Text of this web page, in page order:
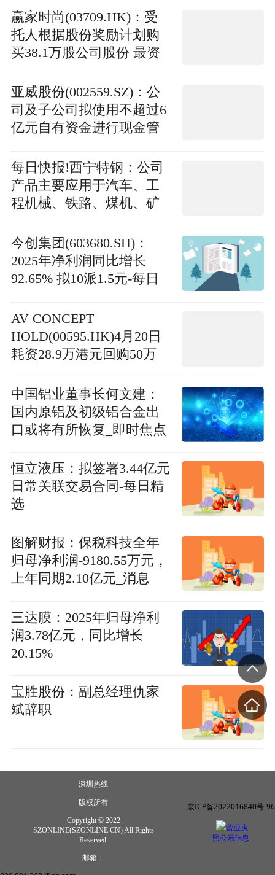
赢家时尚(03709.HK)：受
托人根据股份奖励计划购
买38.1万股公司股份 最资
亚威股份(002559.SZ)：公
司及子公司拟使用不超过6
亿元自有资金进行现金管
每日快报!西宁特钢：公司
产品主要应用于汽车、工
程机械、铁路、煤机、矿
程等领域
今创集团(603680.SH)：
2025年净利润同比增长
92.65% 拟10派1.5元-每日
AV CONCEPT
HOLD(00595.HK)4月20日
耗资28.9万港元回购50万
中国铝业董事长何文建：
国内原铝及初级铝合金出
口或将有所恢复_即时焦点
恒立液压：拟签署3.44亿元
日常关联交易合同-每日精
选
图解财报：保税科技全年
归母净利润-9180.55万元，
上年同期2.10亿元_消息
三达膜：2025年归母净利
润3.78亿元，同比增长
20.15%
宝胜股份：副总经理仇家
斌辞职
深圳热线
版权所有
Copyright © 2022
SZONLINE(SZONLINE.CN) All Rights
Reserved.
邮箱：
京ICP备2022016840号-96
营业执
照公示信息